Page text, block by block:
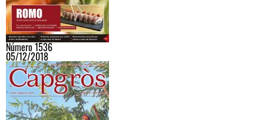
Número 1536
05/12/2018